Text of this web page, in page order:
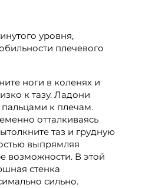
уровня,
плечевого
ноги в коленях и
к тазу. Ладони
пальцами к плечам.
отталкиваясь
таз и грудную
выпрямляя
возможности. В этой
стенка
сильно.